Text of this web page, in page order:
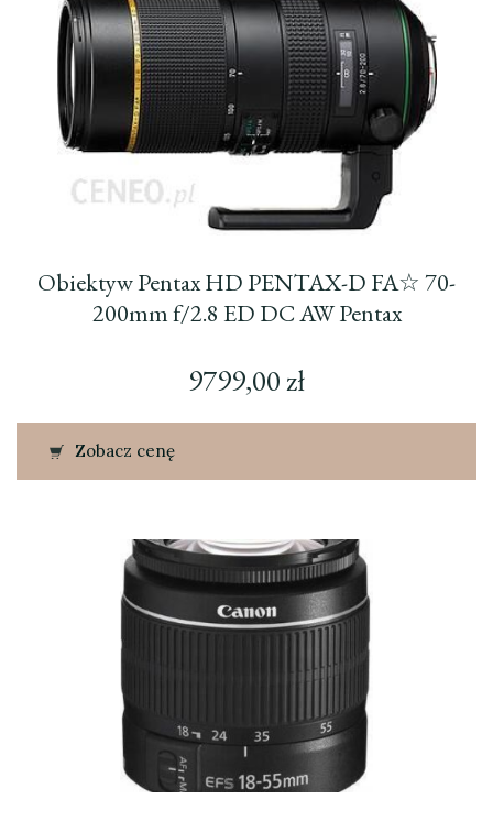
Obiektyw Pentax HD PENTAX-D FA☆ 70-
200mm f/2.8 ED DC AW Pentax
9799,00zł
Zobacz cenę